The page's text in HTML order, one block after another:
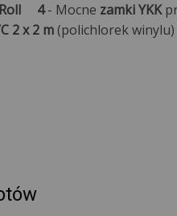
4- Mocne zamki YKK
2 x 2 m(polichlorek winylu)